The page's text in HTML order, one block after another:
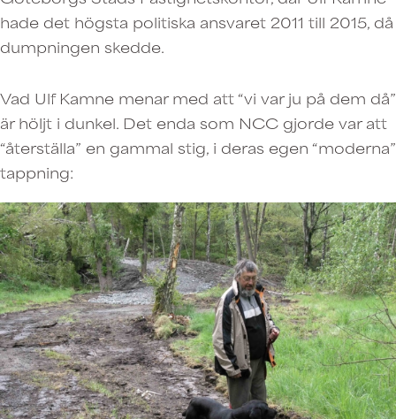
hade det högsta politiska ansvaret 2011 till 2015, då
dumpningen skedde.
Vad Ulf Kamne menar med att “vi var ju på dem då”
är höljt i dunkel. Det enda som NCC gjorde var att
“återställa” en gammal stig, i deras egen “moderna”
tappning: